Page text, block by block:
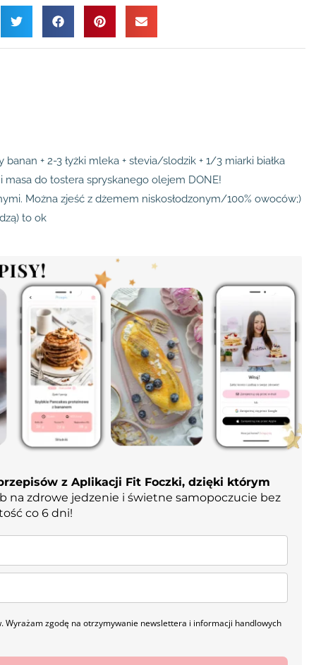
+ 2-3 łyżki mleka + stevia/slodzik + 1/3 miarki białka
do tostera spryskanego olejem DONE!
Można zjeść z dżemem niskosłodzonym/100% owoców;)
to ok
z Aplikacji Fit Foczki, dzięki którym
na zdrowe jedzenie i świetne samopoczucie bez
co 6 dni!
Wyrażam zgodę na otrzymywanie newslettera i informacji handlowych